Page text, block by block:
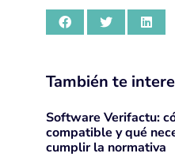
También te
Software Verifactu:
compatible y qué
cumplir la normativa